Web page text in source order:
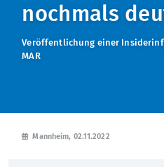
Vorstand
Zuckerfabriken
Publikationen
Corporate Governance
Meldungen
Pressekontakt
Karriere Übersicht
Schüler
nochmals
Veröffentlichung einer
MAR
Mannheim, 02.11.2022